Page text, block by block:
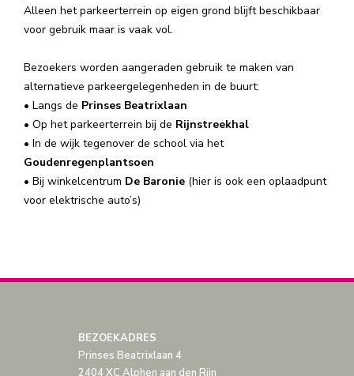
Alleen het parkeerterrein op eigen grond blijft beschikbaar
voor gebruik maar is vaak vol.
Bezoekers worden aangeraden gebruik te maken van
alternatieve parkeergelegenheden in de buurt:
• Langs de Prinses Beatrixlaan
• Op het parkeerterrein bij de Rijnstreekhal
• In de wijk tegenover de school via het
Goudenregenplantsoen
• Bij winkelcentrum De Baronie (hier is ook een oplaadpunt
voor elektrische auto’s)
BEZOEKADRES
Prinses Beatrixlaan 4
2404 XC Alphen aan den Rijn